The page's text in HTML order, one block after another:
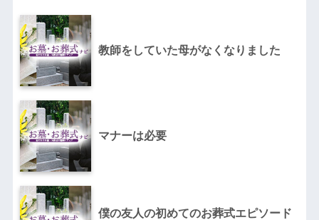
教師をしていた母がなくなりました
マナーは必要
僕の友人の初めてのお葬式エピソード